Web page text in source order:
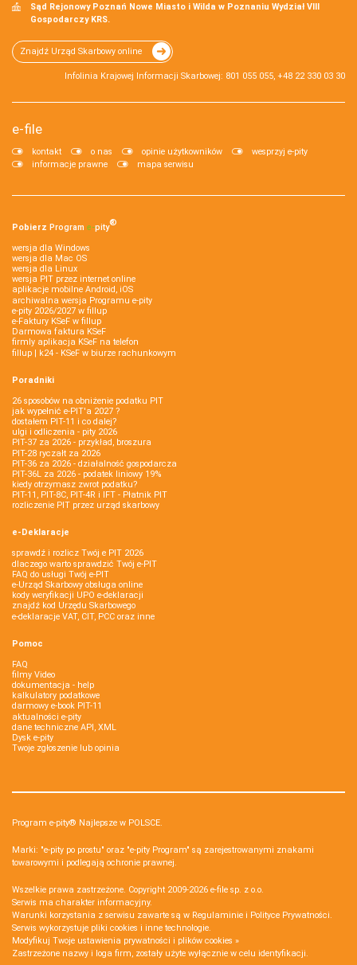
Sąd Rejonowy Poznań Nowe Miasto i Wilda w Poznaniu Wydział VIII
Gospodarczy KRS.
Znajdź Urząd Skarbowy online
Infolinia Krajowej Informacji Skarbowej: 801 055 055, +48 22 330 03 30
e-file
kontakt o nas opinie użytkowników
wesprzyj e-pity
informacje prawne
mapa serwisu
Pobierz Program e‑pity®
wersja dla Windows
wersja dla Mac OS
wersja dla Linux
wersja PIT przez internet online
aplikacje mobilne Android, iOS
archiwalna wersja Programu e-pity
e-pity 2026/2027 w fillup
e‑Faktury KSeF w fillup
Darmowa faktura KSeF
firmly aplikacja KSeF na telefon
fillup | k24 - KSeF w biurze rachunkowym
Poradniki
26 sposobów na obniżenie podatku PIT
jak wypełnić e-PIT'a 2027 ?
dostałem PIT-11 i co dalej?
ulgi i odliczenia - pity 2026
PIT-37 za 2026 - przykład, broszura
PIT-28 ryczałt za 2026
PIT-36 za 2026 - działalność gospodarcza
PIT-36L za 2026 - podatek liniowy 19%
kiedy otrzymasz zwrot podatku?
PIT-11, PIT-8C, PIT-4R i IFT - Płatnik PIT
rozliczenie PIT przez urząd skarbowy
e-Deklaracje
sprawdź i rozlicz Twój e PIT 2026
dlaczego warto sprawdzić Twój e-PIT
FAQ do usługi Twój e-PIT
e-Urząd Skarbowy obsługa online
kody weryfikacji UPO e-deklaracji
znajdź kod Urzędu Skarbowego
e-deklaracje VAT, CIT, PCC oraz inne
Pomoc
FAQ
filmy Video
dokumentacja - help
kalkulatory podatkowe
darmowy e-book PIT-11
aktualności e-pity
dane techniczne API, XML
Dysk e-pity
Twoje zgłoszenie lub opinia
Program e-pity® Najlepsze w POLSCE.
Marki: "e-pity po prostu" oraz "e-pity Program" są zarejestrowanymi znakami
towarowymi i podlegają ochronie prawnej.
Wszelkie prawa zastrzeżone. Copyright 2009-2026 e-file sp. z o.o.
Serwis ma charakter informacyjny.
Warunki korzystania z serwisu zawarte są w Regulaminie i Polityce Prywatności.
Serwis wykorzystuje pliki cookies i inne technologie.
Modyfikuj Twoje ustawienia prywatności i plików cookies »
Zastrzeżone nazwy i loga firm, zostały użyte wyłącznie w celu identyfikacji.